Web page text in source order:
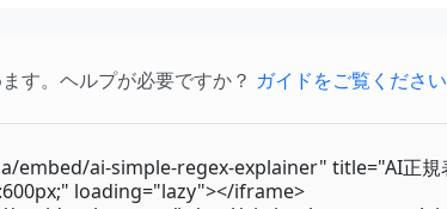
す。ヘルプが必要ですか？ ガイドをご覧ください